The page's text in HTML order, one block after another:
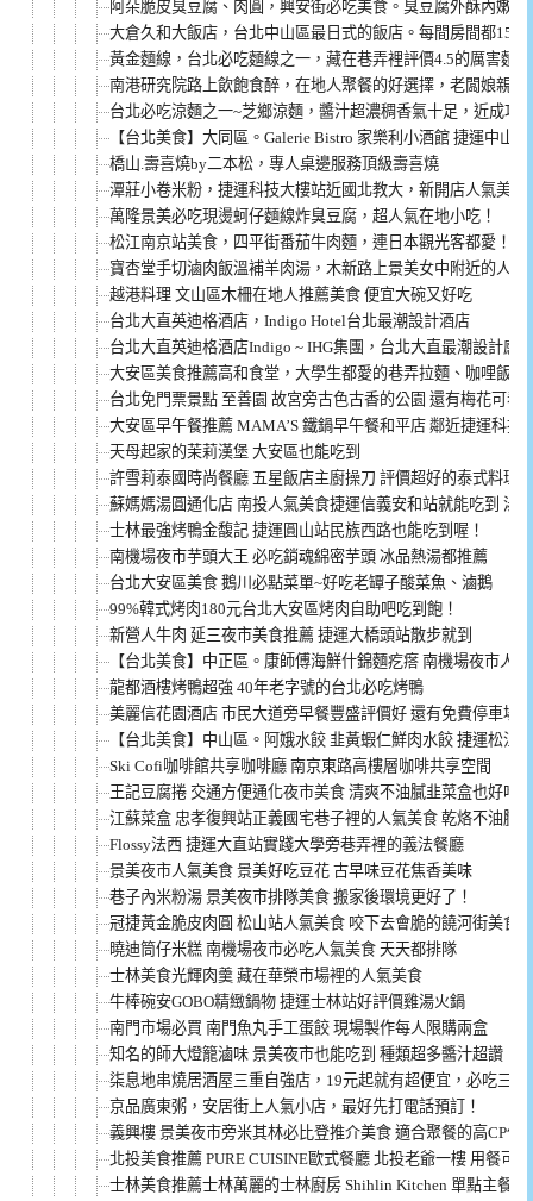
阿朵脆皮臭豆腐、肉圓，興安街必吃美食。臭豆腐外酥內嫩
大倉久和大飯店，台北中山區最日式的飯店。每間房間都15坪
黃金麵線，台北必吃麵線之一，藏在巷弄裡評價4.5的厲害麵
南港研究院路上飲飽食醉，在地人聚餐的好選擇，老闆娘親切
台北必吃涼麵之一~芝鄉涼麵，醬汁超濃稠香氣十足，近成功
【台北美食】大同區。Galerie Bistro 家樂利小酒館 捷運中山
橋山.壽喜燒by二本松，專人桌邊服務頂級壽喜燒
潭莊小卷米粉，捷運科技大樓站近國北教大，新開店人氣美食
萬隆景美必吃現燙蚵仔麵線炸臭豆腐，超人氣在地小吃！
松江南京站美食，四平街番茄牛肉麵，連日本觀光客都愛！
寶杏堂手切滷肉飯溫補羊肉湯，木新路上景美女中附近的人氣
越港料理 文山區木柵在地人推薦美食 便宜大碗又好吃
台北大直英迪格酒店，Indigo Hotel台北最潮設計酒店
台北大直英迪格酒店Indigo ~ IHG集團，台北大直最潮設計感
大安區美食推薦高和食堂，大學生都愛的巷弄拉麵、咖哩飯
台北免門票景點 至善園 故宮旁古色古香的公園 還有梅花可看
大安區早午餐推薦 MAMA’S 鐵鍋早午餐和平店 鄰近捷運科技
天母起家的茉莉漢堡 大安區也能吃到
許雪莉泰國時尚餐廳 五星飯店主廚操刀 評價超好的泰式料理(
蘇媽媽湯圓通化店 南投人氣美食捷運信義安和站就能吃到 湯
士林最強烤鴨金馥記 捷運圓山站民族西路也能吃到喔！
南機場夜市芋頭大王 必吃銷魂綿密芋頭 冰品熱湯都推薦
台北大安區美食 鵝川必點菜單~好吃老罈子酸菜魚、滷鵝
99%韓式烤肉180元台北大安區烤肉自助吧吃到飽！
新營人牛肉 延三夜市美食推薦 捷運大橋頭站散步就到
【台北美食】中正區。康師傅海鮮什錦麵疙瘩 南機場夜市人
龍都酒樓烤鴨超強 40年老字號的台北必吃烤鴨
美麗信花園酒店 市民大道旁早餐豐盛評價好 還有免費停車場
【台北美食】中山區。阿娥水餃 韭黃蝦仁鮮肉水餃 捷運松江
Ski Cofi咖啡館共享咖啡廳 南京東路高樓層咖啡共享空間
王記豆腐捲 交通方便通化夜市美食 清爽不油膩韭菜盒也好吃(
江蘇菜盒 忠孝復興站正義國宅巷子裡的人氣美食 乾烙不油膩
Flossy法西 捷運大直站實踐大學旁巷弄裡的義法餐廳
景美夜市人氣美食 景美好吃豆花 古早味豆花焦香美味
巷子內米粉湯 景美夜市排隊美食 搬家後環境更好了！
冠捷黃金脆皮肉圓 松山站人氣美食 咬下去會脆的饒河街美食
曉迪筒仔米糕 南機場夜市必吃人氣美食 天天都排隊
士林美食光輝肉羹 藏在華榮市場裡的人氣美食
牛棒碗安GOBO精緻鍋物 捷運士林站好評價雞湯火鍋
南門市場必買 南門魚丸手工蛋餃 現場製作每人限購兩盒
知名的師大燈籠滷味 景美夜市也能吃到 種類超多醬汁超讚
柒息地串燒居酒屋三重自強店，19元起就有超便宜，必吃三重
京品廣東粥，安居街上人氣小店，最好先打電話預訂！
義興樓 景美夜市旁米其林必比登推介美食 適合聚餐的高CP值
北投美食推薦 PURE CUISINE歐式餐廳 北投老爺一樓 用餐可
士林美食推薦士林萬麗的士林廚房 Shihlin Kitchen 單點主餐+